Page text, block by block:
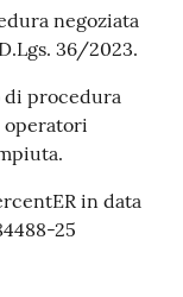
negoziata
36/2023.
di procedura
operatori
in data
25